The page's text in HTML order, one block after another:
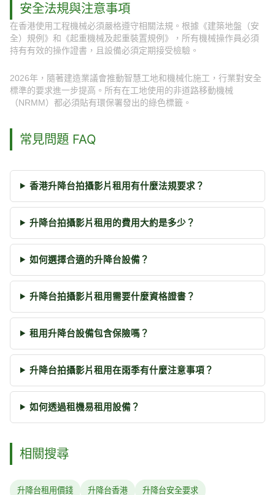
安全法規與注意事項
在香港使用工程機械必須嚴格遵守相關法規。根據《建築地盤（安
全）規例》和《起重機械及起重裝置規例》，所有機械操作員必須
持有有效的操作證書，且設備必須定期接受檢驗。
2026年，隨著建造業議會推動智慧工地和機械化施工，行業對安全
標準的要求進一步提高。所有在工地使用的非道路移動機械
（NRMM）都必須貼有環保署發出的綠色標籤。
常見問題 FAQ
香港升降台拍攝影片租用有什麼法規要求？
升降台拍攝影片租用的費用大約是多少？
如何選擇合適的升降台設備？
升降台拍攝影片租用需要什麼資格證書？
租用升降台設備包含保險嗎？
升降台拍攝影片租用在雨季有什麼注意事項？
如何透過租機易租用設備？
相關搜尋
升降台租用價錢 升降台香港 升降台安全要求